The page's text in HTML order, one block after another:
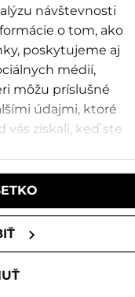
návštevnosti
o tom, ako
poskytujeme aj
médií,
môžu príslušné
údajmi, ktoré
vás získali, keď ste
Raft a
- 19:30